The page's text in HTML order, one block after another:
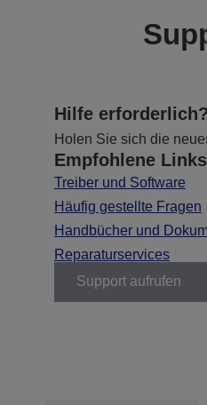
Hilfe erforderlich?
Holen Sie sich die
Empfohlene
Treiber und Software
Häufig gestellte Fragen
Handbücher und
Reparaturservices
Support aufrufen